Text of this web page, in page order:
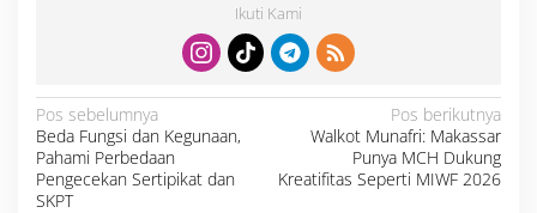
Ikuti Kami
N
a
v
i
g
a
s
i
Pos sebelumnya
Beda Fungsi dan Kegunaan,
Pahami Perbedaan
Pengecekan Sertipikat dan
SKPT
Pos berikutnya
Walkot Munafri: Makassar
Punya MCH Dukung
Kreatifitas Seperti MIWF 2026